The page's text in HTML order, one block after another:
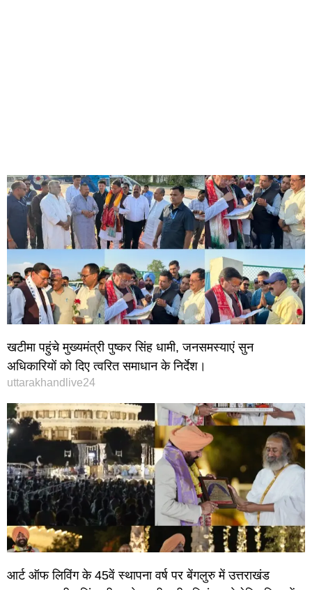
खटीमा पहुंचे मुख्यमंत्री पुष्कर सिंह धामी, जनसमस्याएं सुन
अधिकारियों को दिए त्वरित समाधान के निर्देश।
uttarakhandlive24
आर्ट ऑफ लिविंग के 45वें स्थापना वर्ष पर बेंगलुरु में उत्तराखंड